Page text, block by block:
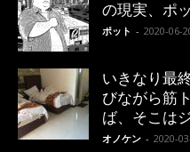
の現実、ポ
ポット - 2020-06-
いきなり最
びながら筋
ば、そこは
オノケン - 2020-